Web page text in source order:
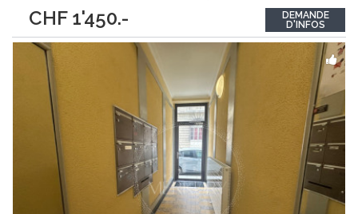
CHF 1'450.-
pied de la gare et entouré de toutes les commodités, vous
profiterez d’un...
DEMANDE
D'INFOS